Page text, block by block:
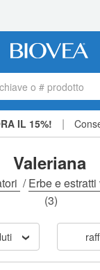
o # prodotto
IL 15%! |
Valeriana
/Erbe e
(3)